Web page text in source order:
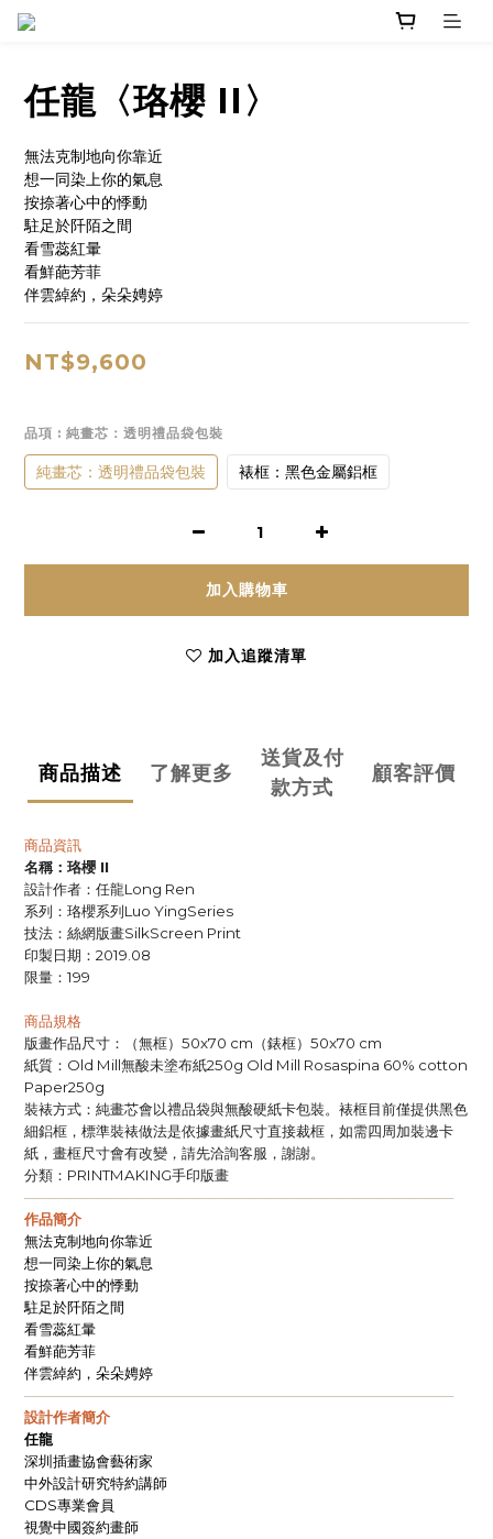
任龍〈珞櫻 II〉
無法克制地向你靠近
想一同染上你的氣息
按捺著心中的悸動
駐足於阡陌之間
看雪蕊紅暈
看鮮葩芳菲
伴雲綽約，朵朵娉婷
NT$9,600
品項 : 純畫芯：透明禮品袋包裝
純畫芯：透明禮品袋包裝 裱框：黑色金屬鋁框
加入購物車
加入追蹤清單
商品描述 了解更多
送貨及付
款方式
顧客評價
商品資訊
名稱：珞櫻II
設計作者：任龍Long Ren
系列：珞櫻系列Luo YingSeries
技法：絲網版畫SilkScreen Print
印製日期： 2019.08
限量：199
商品規格
版畫作品尺寸：（無框） 50x70 cm （錶框） 50x70 cm
紙質： Old Mill無酸未塗布紙250g Old Mill Rosaspina 60% cotton
Paper250g
裝裱方式：純畫芯會以禮品袋與無酸硬紙卡包裝。裱框目前僅提供黑色
細鋁框，標準裝裱做法是依據畫紙尺寸直接裁框，如需四周加裝邊卡
紙，畫框尺寸會有改變，請先洽詢客服，謝謝。
分類： PRINTMAKING手印版畫
——————————————————————————————
作品簡介
無法克制地向你靠近
想一同染上你的氣息
按捺著心中的悸動
駐足於阡陌之間
看雪蕊紅暈
看鮮葩芳菲
伴雲綽約，朵朵娉婷
——————————————————————————————
設計作者簡介
任龍
深圳插畫協會藝術家
中外設計研究特約講師
CDS專業會員
視覺中國簽約畫師